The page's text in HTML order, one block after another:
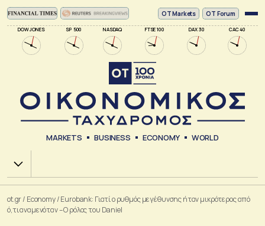
DOW JONES SP 500 NASDAQ FTSE 100 DAX 30 CAC 40
ΟΤ Markets OT Forum
MARKETS BUSINESS ECONOMY WORLD
Χ.Α.
ot.gr/ Economy/Eurobank: Γιατί ο ρυθμός μεγέθυνσης ήταν μικρότερος από
ό,τι αναμενόταν – Ο ρόλος του Daniel